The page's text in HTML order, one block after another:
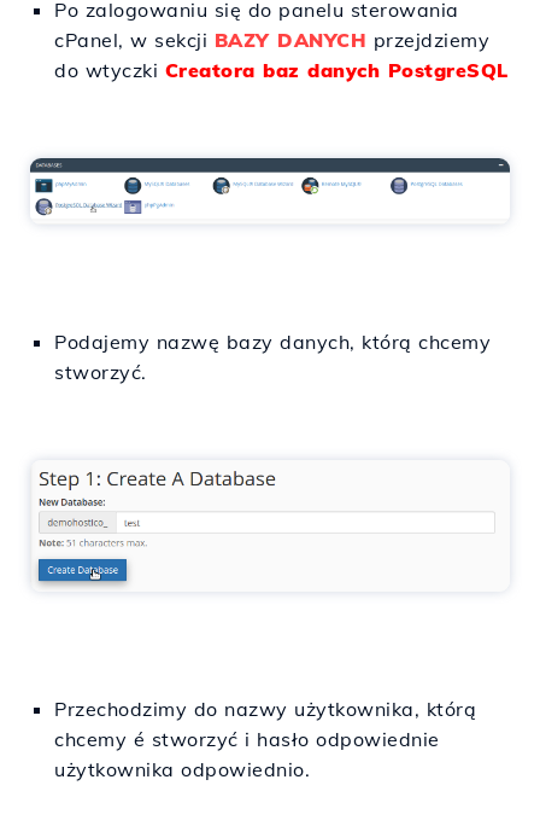
Po zalogowaniu się do panelu sterowania
cPanel, w sekcji BAZY DANYCH przejdziemy
do wtyczki Creatora baz danych PostgreSQL
Podajemy nazwę bazy danych, którą chcemy
stworzyć.
Przechodzimy do nazwy użytkownika, którą
chcemy é stworzyć i hasło odpowiednie
użytkownika odpowiednio.